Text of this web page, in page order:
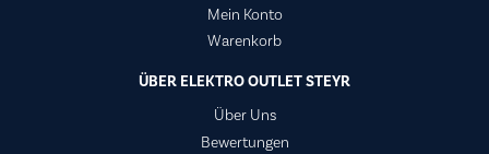
Mein Konto
Warenkorb
ÜBER ELEKTRO OUTLET STEYR
Über Uns
Bewertungen